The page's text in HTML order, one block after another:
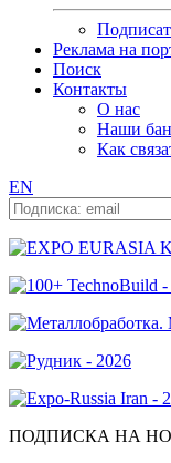
Реклама на
Поиск
Контакты
О нас
Наши
Как
EN
ПОДПИСКА НА